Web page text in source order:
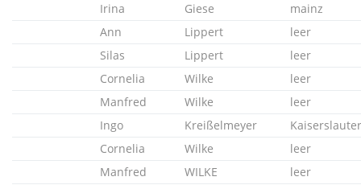
Irina
Giese
mainz
Ann
Lippert
leer
Silas
Lippert
leer
Cornelia
Wilke
leer
Manfred
Wilke
leer
Ingo
Kreißelmeyer
Cornelia
Wilke
leer
Manfred
WILKE leer